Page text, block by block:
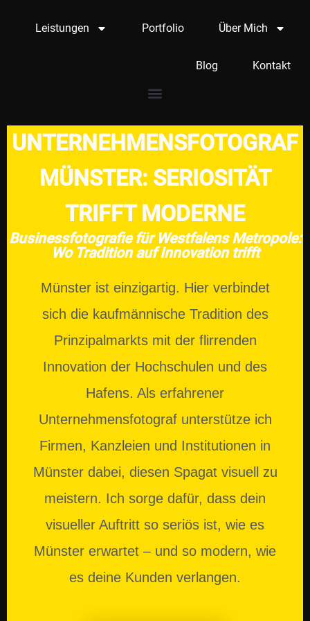
Leistungen Portfolio Über Mich
Blog Kontakt
UNTERNEHMENSFOTOGRAF
MÜNSTER: SERIOSITÄT
TRIFFT MODERNE
Businessfotografie für Westfalens Metropole:
Wo Tradition auf Innovation trifft
Münster ist einzigartig. Hier verbindet
sich die kaufmännische Tradition des
Prinzipalmarkts mit der flirrenden
Innovation der Hochschulen und des
Hafens. Als erfahrener
Unternehmensfotograf unterstütze ich
Firmen, Kanzleien und Institutionen in
Münster dabei, diesen Spagat visuell zu
meistern. Ich sorge dafür, dass dein
visueller Auftritt so seriös ist, wie es
Münster erwartet – und so modern, wie
es deine Kunden verlangen.